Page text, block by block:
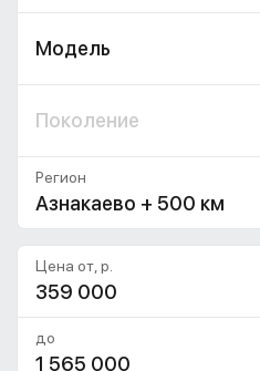
Модель
Поколение
Азнакаево + 500 км
Регион
Цена от, р.
до